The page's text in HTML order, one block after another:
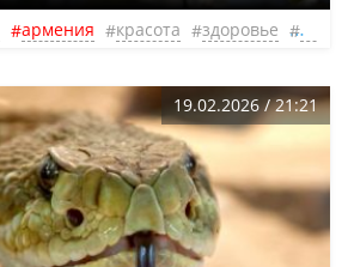
армения красота здоровье весна
19.02.2026 / 21:21